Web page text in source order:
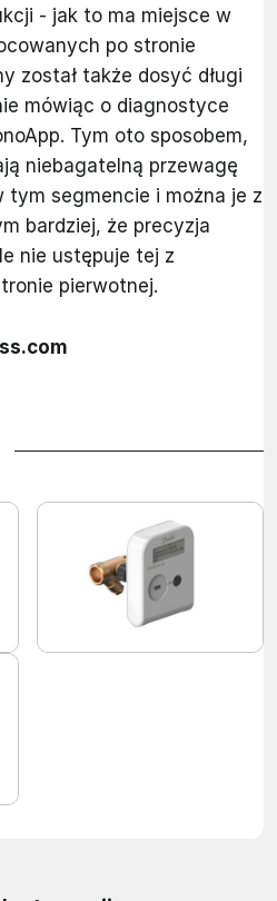
- jak to ma miejsce w
po stronie
został także dosyć długi
mówiąc o diagnostyce
Tym oto sposobem,
niebagatelną przewagę
tym segmencie i można je z
bardziej, że precyzja
nie ustępuje tej z
pierwotnej.